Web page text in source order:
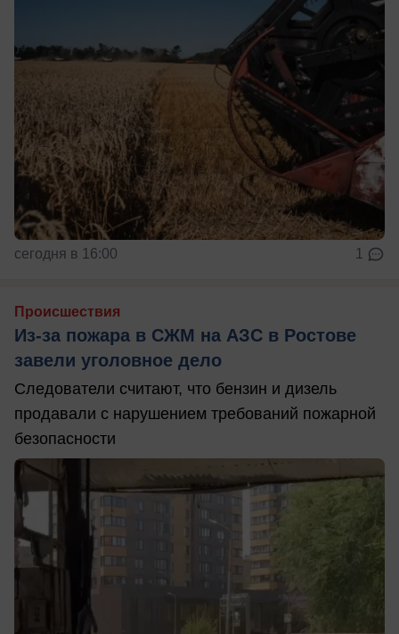
сегодня в 16:00 1
Происшествия
Из-за пожара в СЖМ на АЗС в Ростове
завели уголовное дело
Следователи считают, что бензин и дизель
продавали с нарушением требований пожарной
безопасности